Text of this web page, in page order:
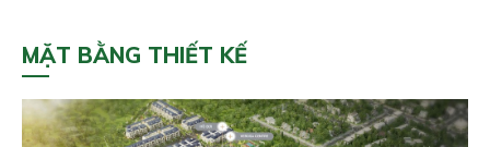
MẶT BẰNG THIẾT KẾ